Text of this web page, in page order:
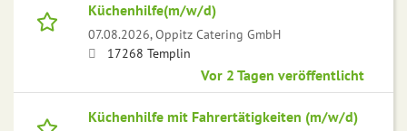
Küchenhilfe(m/w/d)
07.08.2026,Oppitz Catering GmbH
17268 Templin
Vor 2 Tagen veröffentlicht
Küchenhilfe mit Fahrertätigkeiten (m/w/d)